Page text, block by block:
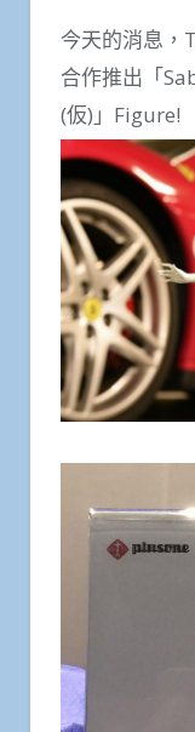
今天的消息，
合作推出「
(仮)」Figure!